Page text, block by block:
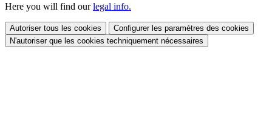
Here you will find ourlegal info.
Autoriser tous les cookies
Configurer les paramètres des cookies
N'autoriser que les cookies techniquement nécessaires